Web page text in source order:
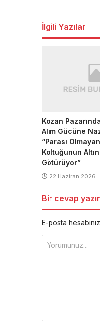
İlgili Yazılar
Kozan
Alım Gücüne
“Parası
Koltuğunun
Götürüyor”
22 Haziran 2026
Bir cevap
E-posta